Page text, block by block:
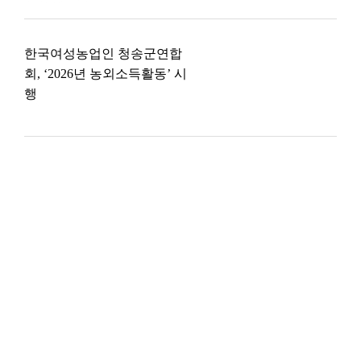
한국여성농업인 청송군연합
회, ‘2026년 농외소득활동’ 시
행